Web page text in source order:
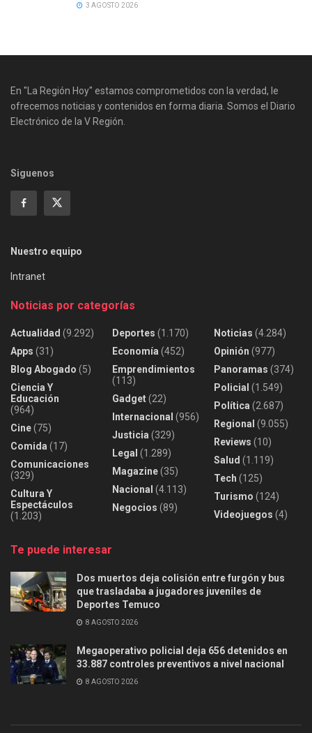
3 AGOSTO 2026
En "La Región Hoy" estamos comprometidos con la verdad, le
ofrecemos noticias y contenidos en forma diaria. Somos el Diario
Electrónico de la V Región.
Siguenos
Nuestro equipo
Intranet
Noticias por categorías
Actualidad (9.292)
Apps (31)
Blog Abogado (5)
Ciencia Y
Educación
(964)
Cine(75)
Comida (17)
Comunicaciones
(329)
Cultura Y
Espectáculos
(1.203)
Deportes (1.170)
Economía (452)
Emprendimientos
(113)
Gadget(22)
Internacional (956)
Justicia (329)
Legal (1.289)
Magazine(35)
Nacional (4.113)
Negocios (89)
Noticias (4.284)
Opinión (977)
Panoramas (374)
Policial (1.549)
Política (2.687)
Regional (9.055)
Reviews (10)
Salud (1.119)
Tech (125)
Turismo (124)
Videojuegos (4)
Te puede interesar
Dos muertos deja colisión entre furgón y bus
que trasladaba a jugadores juveniles de
Deportes Temuco
8 AGOSTO 2026
Megaoperativo policial deja 656 detenidos en
33.887 controles preventivos a nivel nacional
8 AGOSTO 2026